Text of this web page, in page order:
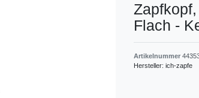
Flach -
Artikelnummer
Hersteller: ich-zapfe